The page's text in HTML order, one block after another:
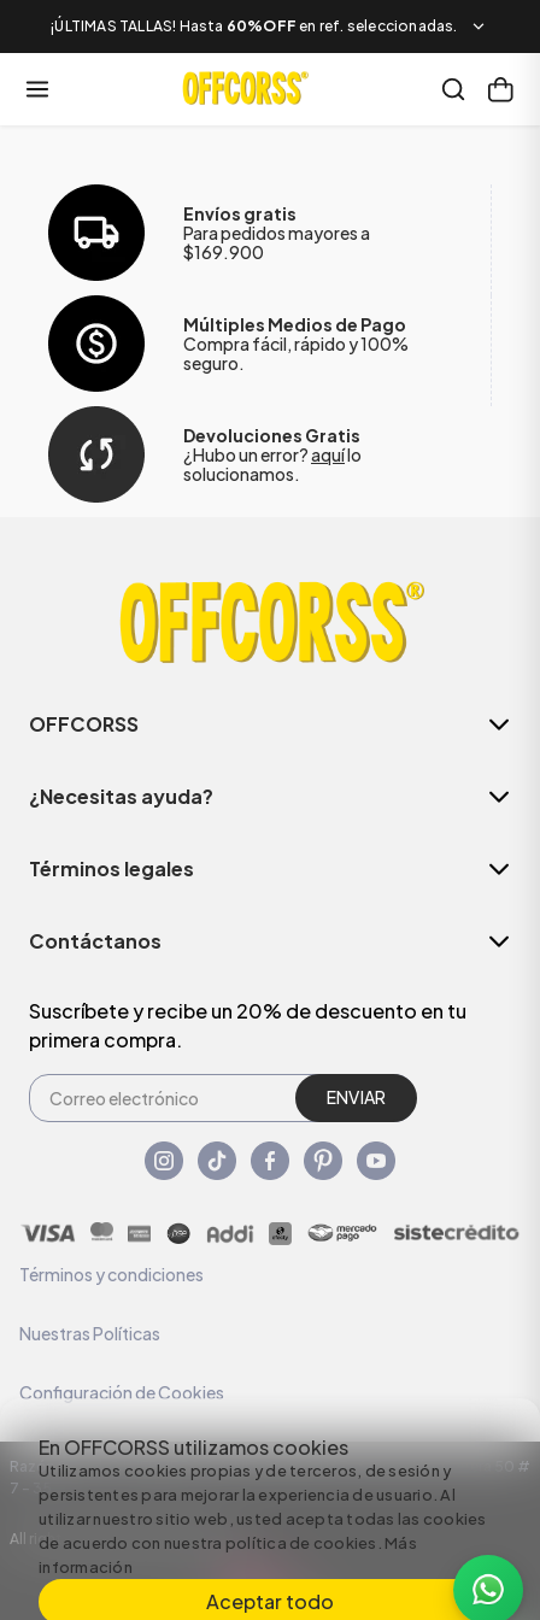
¡ÚLTIMAS TALLAS! Hasta 60%OFF en ref. seleccionadas.
En OFFCORSS utilizamos cookies
Utilizamos cookies propias y de terceros, de sesión y
persistentes para mejorar la experiencia de usuario. Al
utilizar nuestro sitio web, usted acepta todas las cookies
de acuerdo con nuestra política de cookies. Más
información
Aceptar todo
Envíos gratis
Para pedidos mayores a
$169.900
Múltiples Medios de Pago
Compra fácil, rápido y 100%
seguro.
Devoluciones Gratis
¿Hubo un error?aquílo
solucionamos.
OFFCORSS
¿Necesitas ayuda?
Términos legales
Contáctanos
Suscríbete y recibe un 20% de descuento en tu
primera compra.
ENVIAR
Términos y condiciones
Nuestras Políticas
Configuración de Cookies
Razón Social: C.I HERMECO S.A. NIT: 890924167-6 Dirección: Carrera 50 #
7 – 35
All rights reserved empowered by